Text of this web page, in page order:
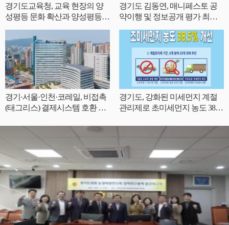
경기도교육청, 교육 현장의 양
성평등 문화 확산과 양성평등
경기도 김동연, 매니페스토 공
약이행 및 정보공개 평가 최우
경기·서울·인천·코레일, 비접촉
(태그리스) 결제시스템 호환 논
경기도, 강화된 미세먼지 계절
관리제로 초미세먼지 농도 38.